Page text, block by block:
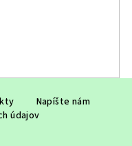
Napíšte nám
údajov